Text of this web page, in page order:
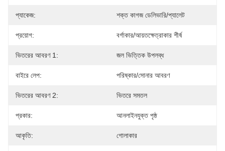
প্যাকেজ: শক্ত কাগজ ডেলিভারি/প্যালেট
প্রয়োগ: বর্গাকার/আয়তক্ষেত্রাকার শীর্ষ
ভিতরের আবরণ 1: জল ভিত্তিক উপলব্ধ
বাইরে লেপ: পরিষ্কার/সোনার আবরণ
ভিতরের আবরণ 2: ভিতরে সমতল
প্রকার: আনলাইনযুক্ত পৃষ্ঠ
আকৃতি: গোলাকার